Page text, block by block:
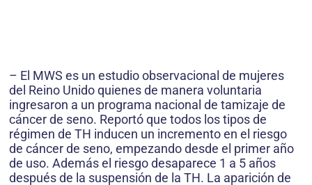
– El MWS es un estudio observacional de mujeres
del Reino Unido quienes de manera voluntaria
ingresaron a un programa nacional de tamizaje de
cáncer de seno. Reportó que todos los tipos de
régimen de TH inducen un incremento en el riesgo
de cáncer de seno, empezando desde el primer año
de uso. Además el riesgo desaparece 1 a 5 años
después de la suspensión de la TH. La aparición de